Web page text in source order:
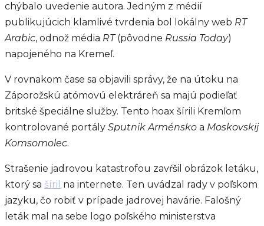
chýbalo uvedenie autora. Jedným z médií
publikujúcich klamlivé tvrdenia bol lokálny web RT
Arabic, odnož média RT(pôvodne Russia Today)
napojeného na Kremeľ.
V rovnakom čase sa objavili správy, že na útoku na
Záporožskú atómovú elektráreň sa majú podieľať
britské špeciálne služby. Tento hoax šírili Kremľom
kontrolované portály Sputnik Arménsko a Moskovskij
Komsomolec.
Strašenie jadrovou katastrofou zavŕšil obrázok letáku,
ktorý sa šíril na internete. Ten uvádzal rady v poľskom
jazyku, čo robiť v prípade jadrovej havárie. Falošný
leták mal na sebe logo poľského ministerstva